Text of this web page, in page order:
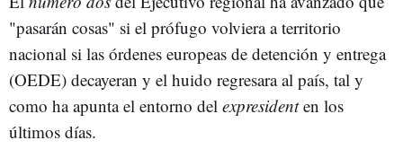
"pasarán cosas" si el prófugo volviera a territorio
nacional si las órdenes europeas de detención y entrega
(OEDE) decayeran y el huido regresara al país, tal y
como ha apunta el entorno del expresidenten los
últimos días.